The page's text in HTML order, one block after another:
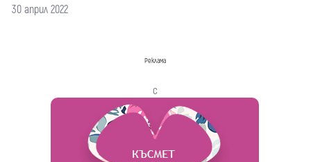
30 април 2022
Реклама
с